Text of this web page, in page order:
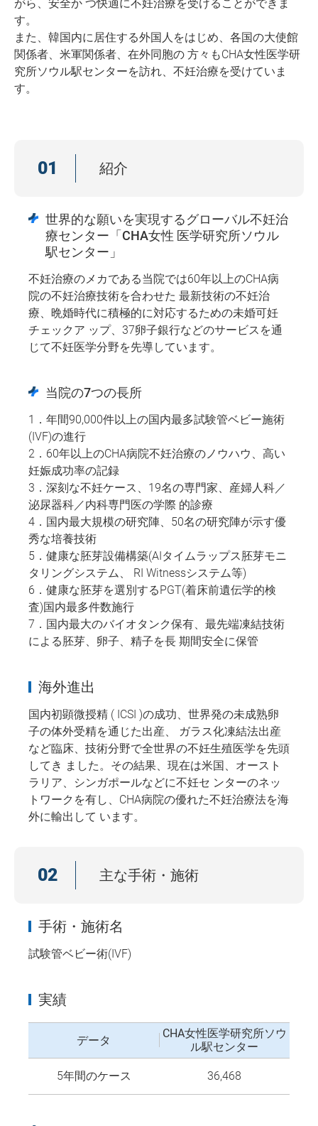
がら、安全か つ快適に不妊治療を受けることができま
す。
また、韓国内に居住する外国人をはじめ、各国の大使館
関係者、米軍関係者、在外同胞の 方々もCHA女性医学研
究所ソウル駅センターを訪れ、不妊治療を受けていま
す。
01 紹介
世界的な願いを実現するグローバル不妊治
療センター「CHA女性 医学研究所ソウル
駅センター」
不妊治療のメカである当院では60年以上のCHA病
院の不妊治療技術を合わせた 最新技術の不妊治
療、晩婚時代に積極的に対応するための未婚可妊
チェックア ップ、37卵子銀行などのサービスを通
じて不妊医学分野を先導しています。
当院の7つの長所
1．年間90,000件以上の国内最多試験管ベビー施術
(IVF)の進行
2．60年以上のCHA病院不妊治療のノウハウ、高い
妊娠成功率の記録
3．深刻な不妊ケース、19名の専門家、産婦人科／
泌尿器科／内科専門医の学際 的診療
4．国内最大規模の研究陣、50名の研究陣が示す優
秀な培養技術
5．健康な胚芽設備構築(AIタイムラップス胚芽モニ
タリングシステム、 RI Witnessシステム等)
6．健康な胚芽を選別するPGT(着床前遺伝学的検
査)国内最多件数施行
7．国内最大のバイオタンク保有、最先端凍結技術
による胚芽、卵子、精子を長 期間安全に保管
海外進出
国内初顕微授精 ( ICSI )の成功、世界発の未成熟卵
子の体外受精を通じた出産、 ガラス化凍結法出産
など臨床、技術分野で全世界の不妊生殖医学を先頭
してき ました。その結果、現在は米国、オースト
ラリア、シンガポールなどに不妊セ ンターのネッ
トワークを有し、CHA病院の優れた不妊治療法を海
外に輸出して います。
02 主な手術・施術
手術・施術名
試験管ベビー術(IVF)
実績
データ
CHA女性医学研究所ソウ
ル駅センター
5年間のケース 36,468